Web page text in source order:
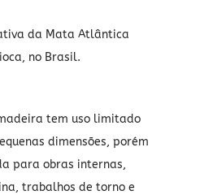
da Mata Atlântica
no Brasil.
tem uso limitado
dimensões, porém
para obras internas,
trabalhos de torno e